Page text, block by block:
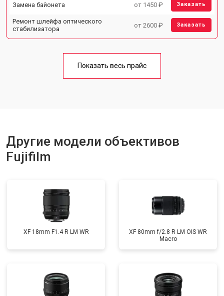
Замена байонета от 1450 ₽ Заказать
Ремонт шлейфа оптического
стабилизатора
от 2600 ₽ Заказать
Показать весь прайс
Другие модели объективов
Fujifilm
XF 18mm F1.4 R LM WR
XF 80mm f/2.8 R LM OIS WR
Macro